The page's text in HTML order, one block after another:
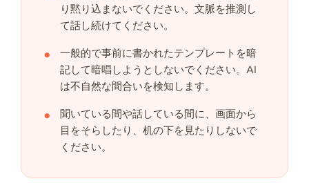
り黙り込まないでください。文脈を推測し
て話し続けてください。
一般的で事前に書かれたテンプレートを暗
記して暗唱しようとしないでください。AI
は不自然な間合いを検知します。
聞いている間や話している間に、画面から
目をそらしたり、机の下を見たりしないで
ください。